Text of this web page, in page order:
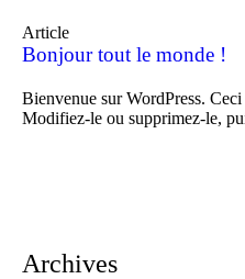
Article
Bonjour tout le monde !
Bienvenue sur WordPress.
Modifiez-le ou supprimez-le,
Archives